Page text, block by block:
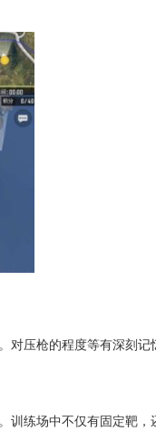
对压枪的程度等有深刻记
训练场中不仅有固定靶，